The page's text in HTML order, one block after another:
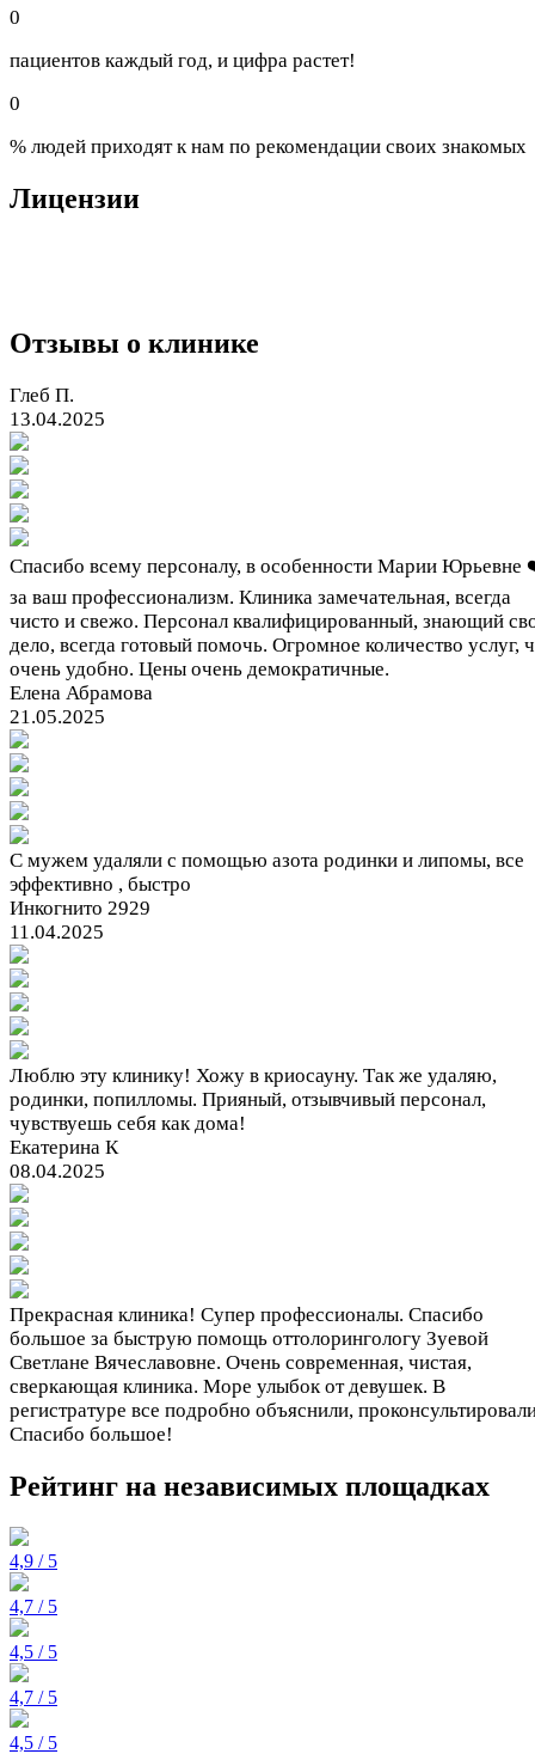
0
пациентов каждый год, и цифра растет!
0
% людей приходят к нам по рекомендации своих знакомых
Лицензии
Отзывы о клинике
Глеб П.
13.04.2025
Спасибо всему персоналу, в особенности Марии Юрьевне
за ваш профессионализм. Клиника замечательная, всегда
чисто и свежо. Персонал квалифицированный, знающий
дело, всегда готовый помочь. Огромное количество услуг,
очень удобно. Цены очень демократичные.
Елена Абрамова
21.05.2025
С мужем удаляли с помощью азота родинки и липомы, все
эффективно , быстро
Инкогнито 2929
11.04.2025
Люблю эту клинику! Хожу в криосауну. Так же удаляю,
родинки, попилломы. Прияный, отзывчивый персонал,
чувствуешь себя как дома!
Екатерина К
08.04.2025
Прекрасная клиника! Супер профессионалы. Спасибо
большое за быструю помощь оттолорингологу Зуевой
Светлане Вячеславовне. Очень современная, чистая,
сверкающая клиника. Море улыбок от девушек. В
регистратуре все подробно объяснили,
Спасибо большое!
Рейтинг на независимых площадках
4,9 / 5
4,7 / 5
4,5 / 5
4,7 / 5
4,5 / 5